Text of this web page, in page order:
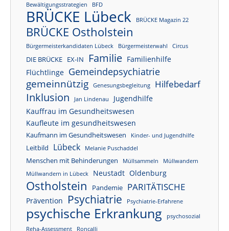
Bewältigungsstrategien BFD
BRÜCKE Lübeck BRÜCKE Magazin 22
BRÜCKE Ostholstein
Bürgermeisterkandidaten Lübeck Bürgermeisterwahl Circus
DIE BRÜCKE EX-IN Familie Familienhilfe
Flüchtlinge Gemeindepsychiatrie
gemeinnützig Genesungsbegleitung Hilfebedarf
Inklusion Jan Lindenau
Jugendhilfe
Kauffrau im Gesundheitswesen
Kaufleute im gesundheitswesen
Kaufmann im Gesundheitswesen Kinder- und Jugendhilfe
Leitbild Lübeck Melanie Puschaddel
Menschen mit Behinderungen Müllsammeln
Müllwandern
Müllwandern in Lübeck
Neustadt Oldenburg
Ostholstein Pandemie PARITÄTISCHE
Prävention Psychiatrie Psychiatrie-Erfahrene
psychische Erkrankung
psychosozial
Reha-Assessment
Roncalli